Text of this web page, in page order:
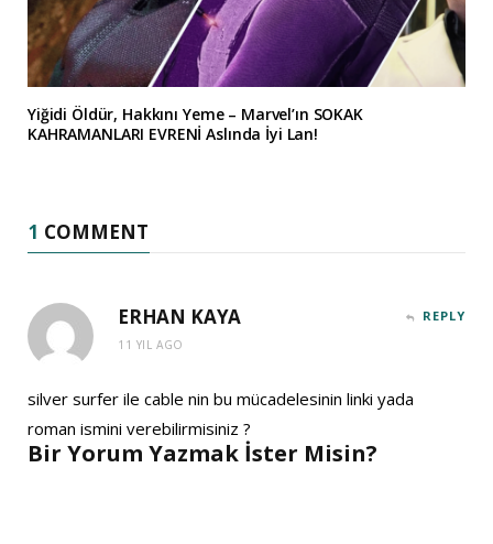
Yiğidi Öldür, Hakkını Yeme – Marvel’ın SOKAK
KAHRAMANLARI EVRENİ Aslında İyi Lan!
1 COMMENT
ERHAN KAYA
11 YIL AGO
REPLY
silver surfer ile cable nin bu mücadelesinin linki yada
roman ismini verebilirmisiniz ?
Bir Yorum Yazmak İster Misin?